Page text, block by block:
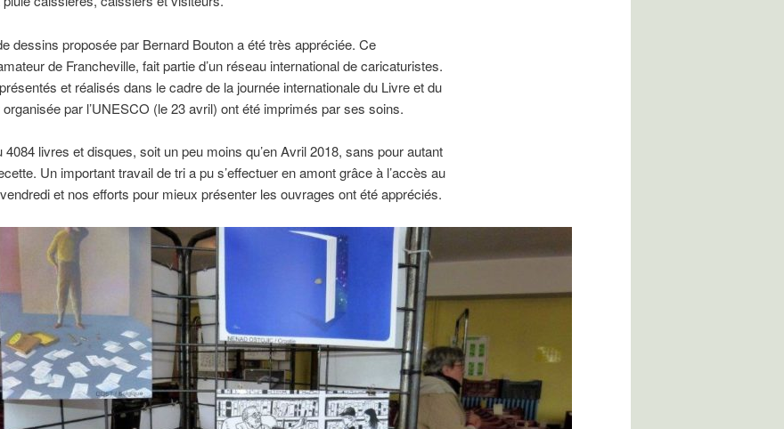
dessins proposée par Bernard Bouton a été très appréciée. Ce
de Francheville, fait partie d’un réseau international de caricaturistes.
et réalisés dans le cadre de la journée internationale du Livre et du
organisée par l’UNESCO (le 23 avril) ont été imprimés par ses soins.
4084 livres et disques, soit un peu moins qu’en Avril 2018, sans pour autant
Un important travail de tri a pu s’effectuer en amont grâce à l’accès au
et nos efforts pour mieux présenter les ouvrages ont été appréciés.